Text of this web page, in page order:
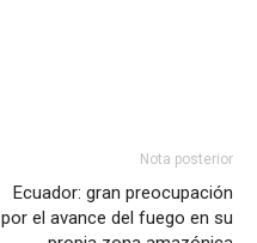
Nota posterior
Ecuador: gran preocupación
por el avance del fuego en su